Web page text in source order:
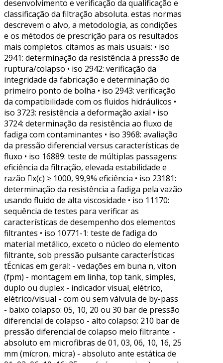
desenvolvimento e verificação da qualificação e
classificação da filtração absoluta. estas normas
descrevem o alvo, a metodologia, as condições
e os métodos de prescrição para os resultados
mais completos. citamos as mais usuais: • iso
2941: determinação da resistência à pressão de
ruptura/colapso • iso 2942: verificação da
integridade da fabricação e determinação do
primeiro ponto de bolha • iso 2943: verificação
da compatibilidade com os fluidos hidráulicos •
iso 3723: resistência a deformação axial • iso
3724: determinação da resistência ao fluxo de
fadiga com contaminantes • iso 3968: avaliação
da pressão diferencial versus características de
fluxo • iso 16889: teste de múltiplas passagens:
eficiência da filtração, elevada estabilidade e
razão x(c) ≥ 1000, 99,9% eficiência • iso 23181:
determinação da resistência a fadiga pela vazão
usando fluido de alta viscosidade • iso 11170:
sequência de testes para verificar as
características de desempenho dos elementos
filtrantes • iso 10771-1: teste de fadiga do
material metálico, exceto o núcleo do elemento
filtrante, sob pressão pulsante caracterÍsticas
tÉcnicas em geral: - vedações em buna n, viton
(fpm) - montagem em linha, top tank, simples,
duplo ou duplex - indicador visual, elétrico,
elétrico/visual - com ou sem válvula de by-pass
- baixo colapso: 05, 10, 20 ou 30 bar de pressão
diferencial de colapso - alto colapso: 210 bar de
pressão diferencial de colapso meio filtrante: -
absoluto em microfibras de 01, 03, 06, 10, 16, 25
mm (mícron, micra) - absoluto ante estática de